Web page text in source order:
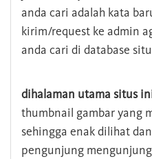
anda cari adalah kata
kirim/request ke admin
anda cari di database
dihalaman utama situs
thumbnail gambar yang
sehingga enak dilihat
pengunjung